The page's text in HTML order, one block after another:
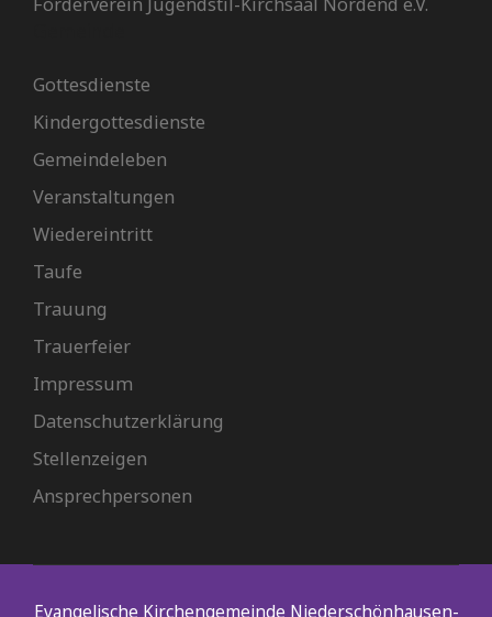
Gottesdienste
Kindergottesdienste
Gemeindeleben
Veranstaltungen
Wiedereintritt
Taufe
Trauung
Trauerfeier
Impressum
Datenschutzerklärung
Stellenzeigen
Ansprechpersonen
Evangelische Kirchengemeinde Niederschönhausen-